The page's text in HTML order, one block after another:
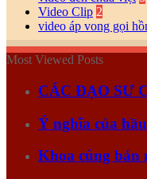
Video Clip 2
video áp vong gọi
Most Viewed Posts
CÁC ĐẠO SƯ
Ý nghĩa của
Khoa cúng bản